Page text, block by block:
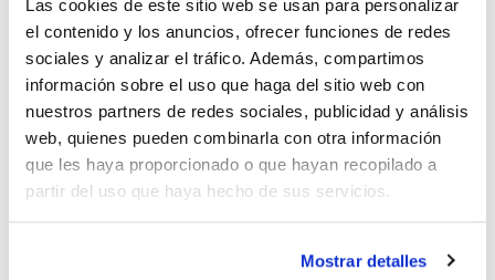
Las cookies de este sitio web se usan para personalizar
el contenido y los anuncios, ofrecer funciones de redes
sociales y analizar el tráfico. Además, compartimos
información sobre el uso que haga del sitio web con
nuestros partners de redes sociales, publicidad y análisis
web, quienes pueden combinarla con otra información
que les haya proporcionado o que hayan recopilado a
partir del uso que haya hecho de sus servicios.
Mostrar detalles
Clean-Up® hidrofóbicas. Las fases no polares o
hidrofóbicas establecen interacciones no polares entre el
compuestos que presentan características no polares o
neutras (alcanos, alquenos, compuestos aromáticos y
variedad de adsorbentes hidrofóbicos. Hay varias
configuraciones de cadena disponibles, así como versiones
las unendcapped que mantienen algunos grupos hidroxilo,
superficial = 500 m2/g. Volumen de poro = 0,77 cm3/g
TDS / Ficha técnica
Regístrate para
Regístrate para
descargas
SDS/ Hoja de seguridad
Regístrate para
descargas
productos marca Scharlau habitualmente en stock,
listos para una entrega inmediata.